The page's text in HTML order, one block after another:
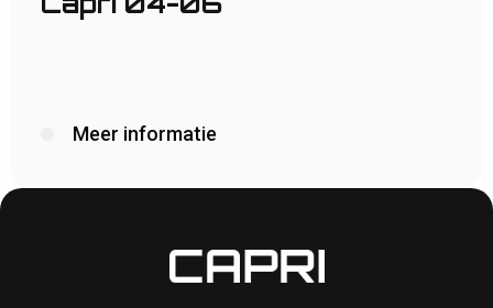
Capri 04-06
Meer informatie